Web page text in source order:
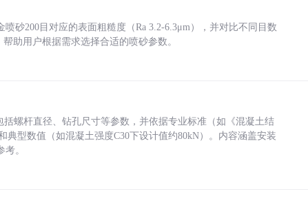
砂200目对应的表面粗糙度（Ra 3.2-6.3μm），并对比不同目数
助用户根据需求选择合适的喷砂参数。
螺杆直径、钻孔尺寸等参数，并依据专业标准（如《混凝土结
典型数值（如混凝土强度C30下设计值约80kN）。内容涵盖安装
。